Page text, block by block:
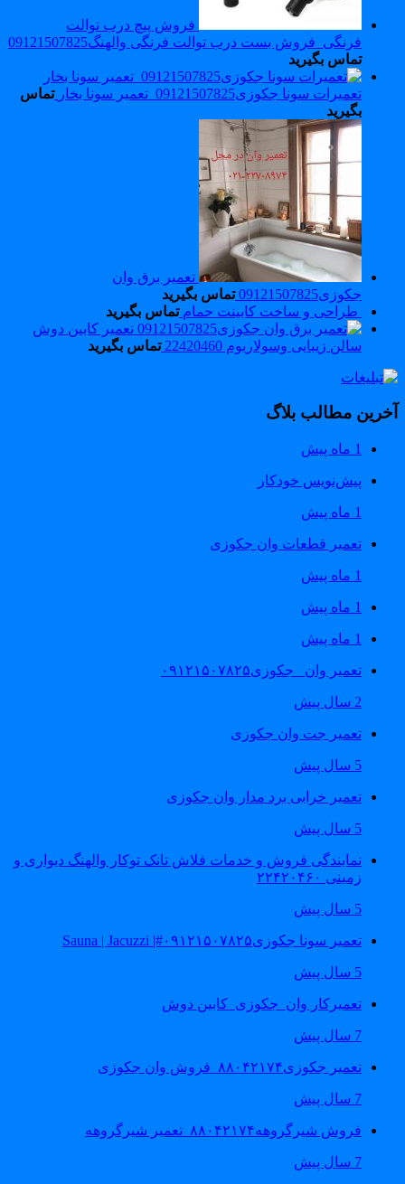
فروش پیچ درب توالت
فرنگی_فروش بست درب توالت فرنگی والهنگ09121507825
تماس بگیرید
تعمیرات سونا جکوزی09121507825_تعمیر سونا بخار
تماس
بگیرید
تعمیر برق وان
جکوزی09121507825
تماس بگیرید
طراحی و ساخت کابینت حمام تماس بگیرید
تعمیر کابین دوش
سالن زیبایی وسولاریوم 22420460
تماس بگیرید
مطالب بلاگ
1 ماه پیش
پیش‌نویس خودکار
تعمیر قطعات وان جکوزی
1 ماه پیش
1 ماه پیش
تعمیر وان _جکوزی۰۹۱۲۱۵۰۷۸۲۵
تعمیر جت وان جکوزی
تعمیر خرابی برد مدار وان جکوزی
نمایندگی فروش و خدمات فلاش تانک توکار والهنگ دیواری و
زمینی ۲۲۴۲۰۴۶۰
تعمیر سونا جکوزی۰۹۱۲۱۵۰۷۸۲۵#| Sauna | Jacuzzi
تعمیرکار وان_جکوزی_کابین دوش
تعمیر جکوزی۸۸۰۴۲۱۷۴_فروش وان جکوزی
فروش شیرگروهه۸۸۰۴۲۱۷۴_تعمیر شیرگروهه